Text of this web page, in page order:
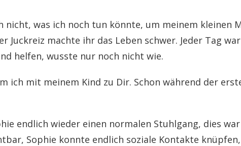
nicht, was ich noch tun könnte, um meinem kleinen
Juckreiz machte ihr das Leben schwer. Jeder Tag
helfen, wusste nur noch nicht wie.
ich mit meinem Kind zu Dir. Schon während der
endlich wieder einen normalen Stuhlgang, dies
Sophie konnte endlich soziale Kontakte